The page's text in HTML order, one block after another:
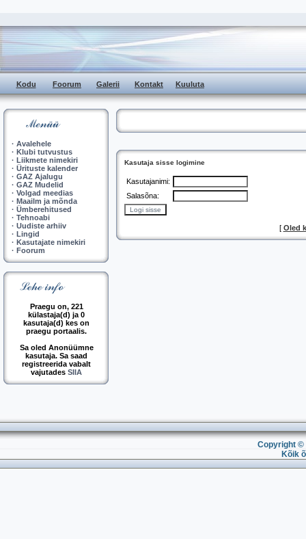
Kodu Foorum Galerii Kontakt Kuuluta
· Avalehele
· Klubi tutvustus
· Liikmete nimekiri
· Ürituste kalender
· GAZ Ajalugu
· GAZ Mudelid
· Volgad meedias
· Maailm ja mõnda
· Ümberehitused
· Tehnoabi
· Uudiste arhiiv
· Lingid
· Kasutajate nimekiri
· Foorum
Praegu on, 221
külastaja(d) ja 0
kasutaja(d) kes on
praegu portaalis.
Sa oled Anonüümne
kasutaja. Sa saad
registreerida vabalt
vajutades SIIA
Kasutaja sisse logimine
Kasutajanimi:
Salasõna:
[ Oled
Copyright ©
Kõik